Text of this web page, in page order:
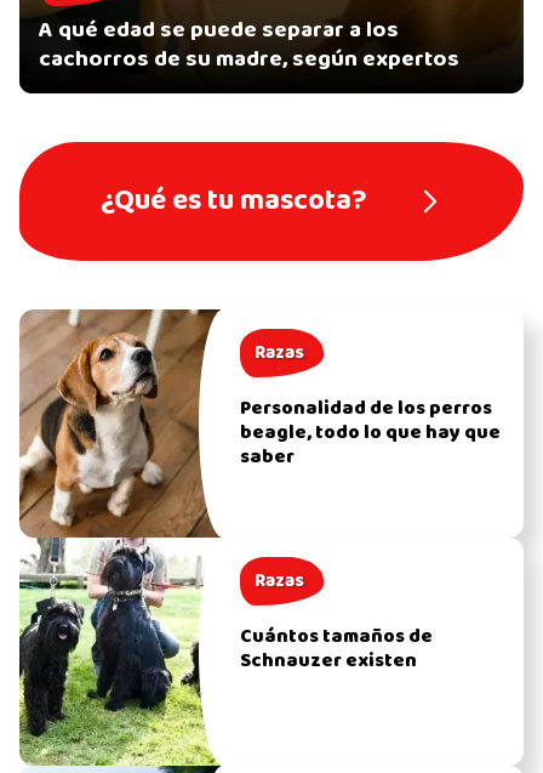
A qué edad se puede separar a los
cachorros de su madre, según expertos
¿Qué es tu mascota?
Razas
Personalidad de los perros
beagle, todo lo que hay que
saber
Razas
Cuántos tamaños de
Schnauzer existen